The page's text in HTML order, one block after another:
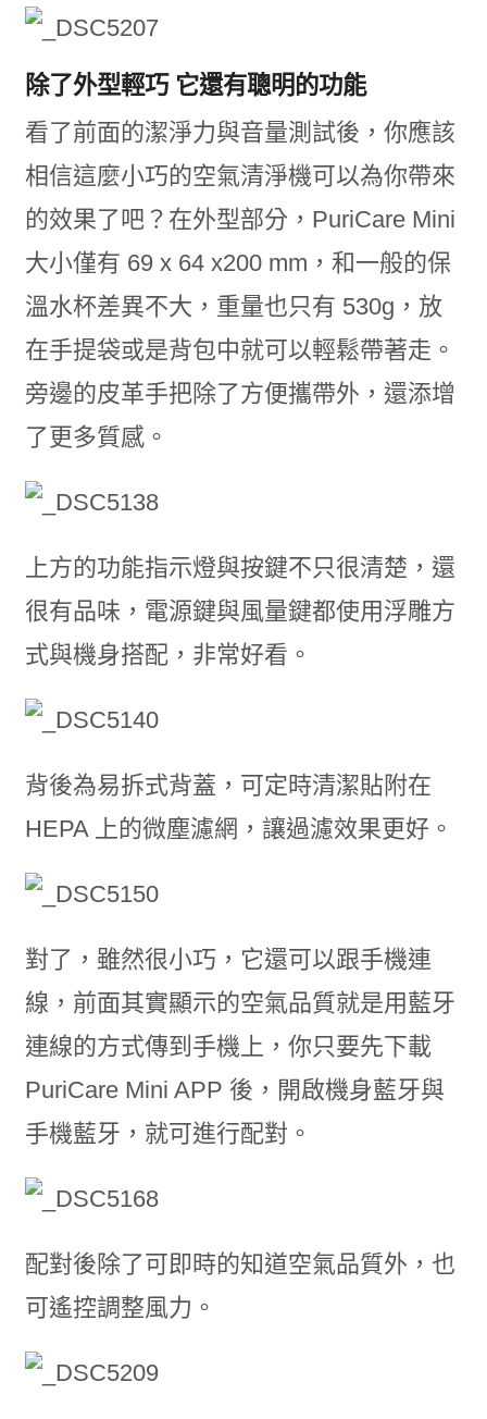
除了外型輕巧 它還有聰明的功能
看了前面的潔淨力與音量測試後，你應該
相信這麼小巧的空氣清淨機可以為你帶來
的效果了吧？在外型部分，PuriCare Mini
大小僅有 69 x 64 x200 mm，和一般的保
溫水杯差異不大，重量也只有 530g，放
在手提袋或是背包中就可以輕鬆帶著走。
旁邊的皮革手把除了方便攜帶外，還添增
了更多質感。
上方的功能指示燈與按鍵不只很清楚，還
很有品味，電源鍵與風量鍵都使用浮雕方
式與機身搭配，非常好看。
背後為易拆式背蓋，可定時清潔貼附在
HEPA 上的微塵濾網，讓過濾效果更好。
對了，雖然很小巧，它還可以跟手機連
線，前面其實顯示的空氣品質就是用藍牙
連線的方式傳到手機上，你只要先下載
PuriCare Mini APP 後，開啟機身藍牙與
手機藍牙，就可進行配對。
配對後除了可即時的知道空氣品質外，也
可遙控調整風力。